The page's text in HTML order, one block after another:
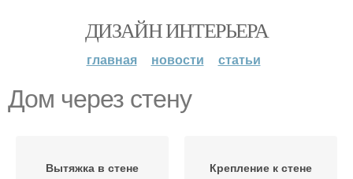
ДИЗАЙН ИНТЕРЬЕРА
главная новости статьи
Дом через стену
Вытяжка в стене Крепление к стене